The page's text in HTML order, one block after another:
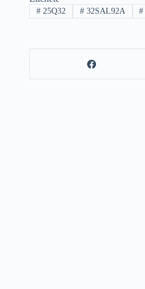
#25Q32 #32SAL92A #